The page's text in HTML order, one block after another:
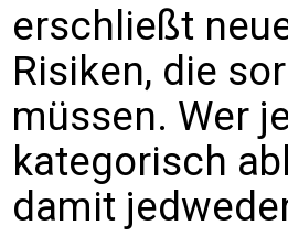
erschließt
Risiken, die
müssen. Wer
kategorisch
damit